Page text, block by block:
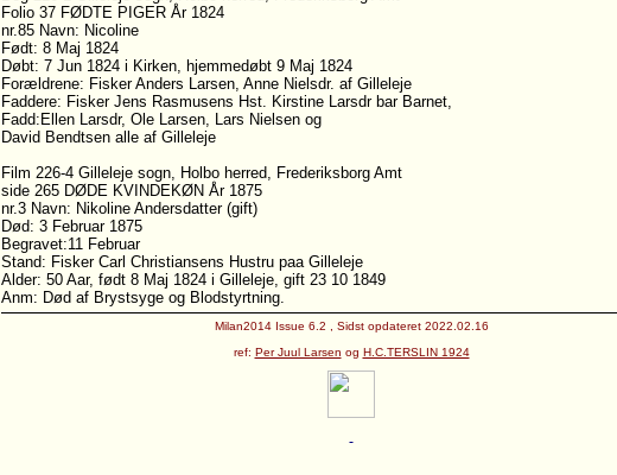
Folio 37 FØDTE PIGER År 1824
nr.85 Navn: Nicoline
Født: 8 Maj 1824
Døbt: 7 Jun 1824 i Kirken, hjemmedøbt 9 Maj 1824
Forældrene: Fisker Anders Larsen, Anne Nielsdr. af Gilleleje
Faddere: Fisker Jens Rasmusens Hst. Kirstine Larsdr bar Barnet,
Fadd:Ellen Larsdr, Ole Larsen, Lars Nielsen og
David Bendtsen alle af Gilleleje
Film 226-4 Gilleleje sogn, Holbo herred, Frederiksborg Amt
side 265 DØDE KVINDEKØN År 1875
nr.3 Navn: Nikoline Andersdatter (gift)
Død: 3 Februar 1875
Begravet:11 Februar
Stand: Fisker Carl Christiansens Hustru paa Gilleleje
Alder: 50 Aar, født 8 Maj 1824 i Gilleleje, gift 23 10 1849
Anm: Død af Brystsyge og Blodstyrtning.
Milan2014 Issue 6.2 , Sidst opdateret 2022.02.16
ref: Per Juul Larsen og H.C.TERSLIN 1924